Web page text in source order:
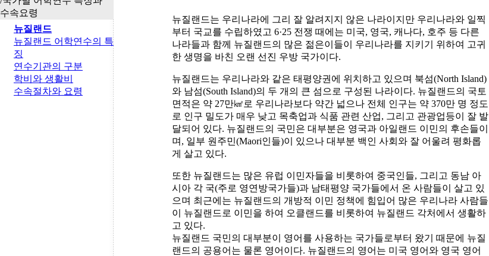
수속요령
뉴질랜드
뉴질랜드 어학연수의 특
징
연수기관의 구분
학비와 생활비
수속절차와 요령
뉴질랜드는 우리나라에 그리 잘 알려지지 않은 나라이지만 우리나라와 일찍
부터 국교를 수립하였고 6·25 전쟁 때에는 미국, 영국, 캐나다, 호주 등 다른
나라들과 함께 뉴질랜드의 많은 젊은이들이 우리나라를 지키기 위하여 고귀
한 생명을 바친 오랜 선진 우방 국가이다.
뉴질랜드는 우리나라와 같은 태평양권에 위치하고 있으며 북섬(North Island)
와 남섬(South Island)의 두 개의 큰 섬으로 구성된 나라이다. 뉴질랜드의 국토
면적은 약 27만㎢로 우리나라보다 약간 넓으나 전체 인구는 약 370만 명 정도
로 인구 밀도가 매우 낮고 목축업과 식품 관련 산업, 그리고 관광업등이 잘 발
달되어 있다. 뉴질랜드의 국민은 대부분은 영국과 아일랜드 이민의 후손들이
며, 일부 원주민(Maori인들)이 있으나 대부분 백인 사회와 잘 어울려 평화롭
게 살고 있다.
또한 뉴질랜드는 많은 유럽 이민자들을 비롯하여 중국인들, 그리고 동남 아
시아 각 국(주로 영연방국가들)과 남태평양 국가들에서 온 사람들이 살고 있
으며 최근에는 뉴질랜드의 개방적 이민 정책에 힘입어 많은 우리나라 사람들
이 뉴질랜드로 이민을 하여 오클랜드를 비롯하여 뉴질랜드 각처에서 생활하
고 있다.
뉴질랜드 국민의 대부분이 영어를 사용하는 국가들로부터 왔기 때문에 뉴질
랜드의 공용어는 물론 영어이다. 뉴질랜드의 영어는 미국 영어와 영국 영어